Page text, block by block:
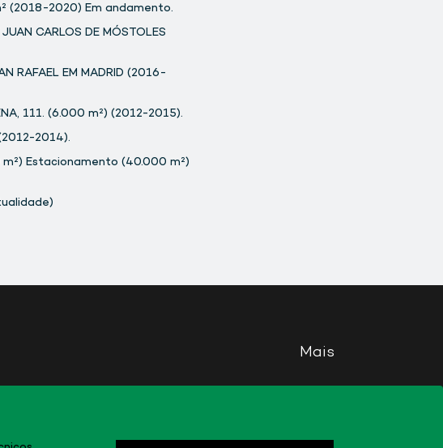
(2018-2020) Em andamento.
CARLOS DE MÓSTOLES
RAFAEL EM MADRID (2016-
111. (6.000 m²) (2012-2015).
2014).
m²) Estacionamento (40.000 m²)
Mais
Cookies